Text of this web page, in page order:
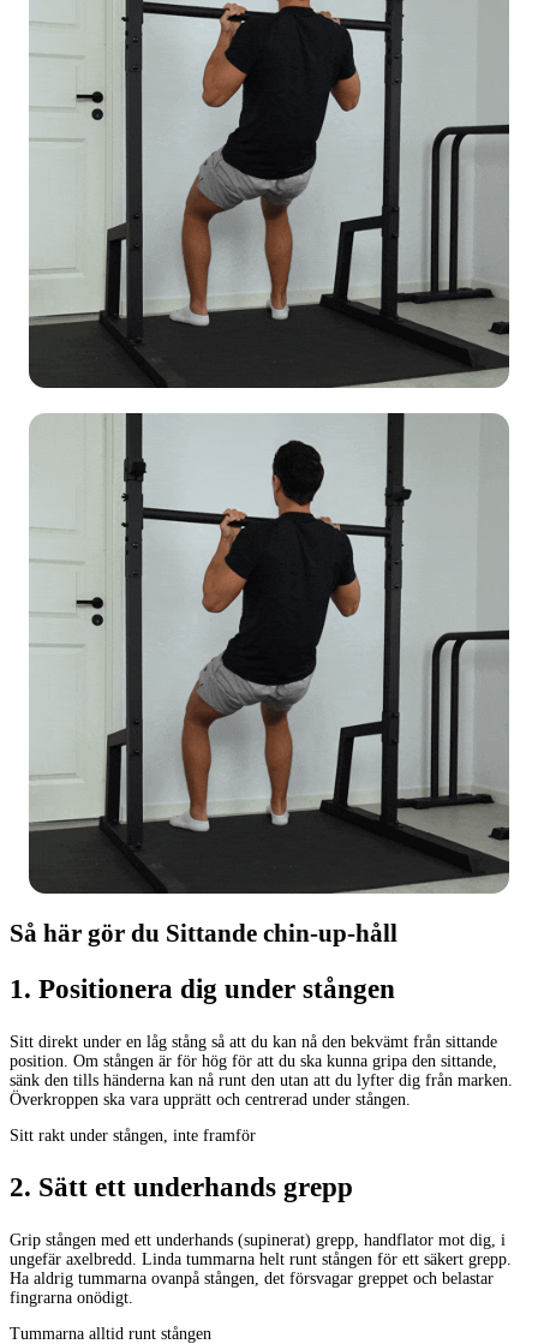
Så här gör du Sittande chin-up-håll
1. Positionera dig under stången
Sitt direkt under en låg stång så att du kan nå den bekvämt från sittande
position. Om stången är för hög för att du ska kunna gripa den sittande,
sänk den tills händerna kan nå runt den utan att du lyfter dig från marken.
Överkroppen ska vara upprätt och centrerad under stången.
Sitt rakt under stången, inte framför
2. Sätt ett underhands grepp
Grip stången med ett underhands (supinerat) grepp, handflator mot dig, i
ungefär axelbredd. Linda tummarna helt runt stången för ett säkert grepp.
Ha aldrig tummarna ovanpå stången, det försvagar greppet och belastar
fingrarna onödigt.
Tummarna alltid runt stången